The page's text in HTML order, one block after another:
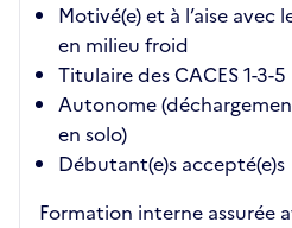
Motivé(e) et à l’aise
en milieu froid
Titulaire des CACES 1-3-5
Autonome
en solo)
Débutant(e)s accepté(e)s
Formation interne assurée